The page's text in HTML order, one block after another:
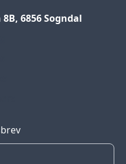
6856 Sogndal